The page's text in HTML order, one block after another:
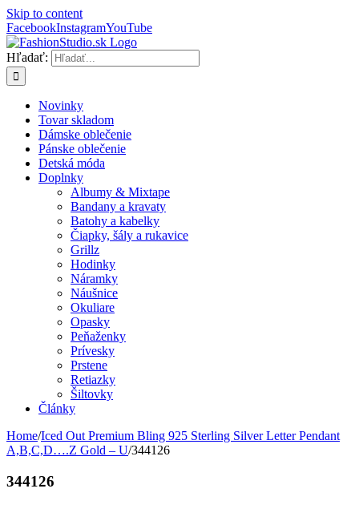
Skip to content
FacebookInstagramYouTube
Hľadať:
Novinky
Tovar skladom
Dámske oblečenie
Pánske oblečenie
Detská móda
Doplnky
Albumy & Mixtape
Bandany a kravaty
Batohy a kabelky
Čiapky, šály a rukavice
Grillz
Hodinky
Náramky
Náušnice
Okuliare
Opasky
Peňaženky
Prívesky
Prstene
Retiazky
Šiltovky
Články
Home/Iced Out Premium Bling 925 Sterling Silver Letter Pendant
A,B,C,D….Z Gold – U/344126
344126